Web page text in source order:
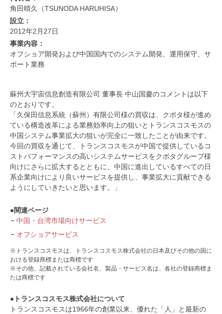
角田晴久（TSUNODA HARUHISA）
設立：
2012年2月27日
事業内容：
オフショア開発および中国国内でのシステム開発、運用保守、サ
ポート業務
蘇州大宇宙信息創造有限公司 董事長 中山国慶のコメントは以下
のとおりです。
「久保田信息系統（蘇州）有限公司様の買収は、クボタ様が進め
ている構造改革による業務効率向上の狙いとトランスコスモスの
中国システム事業拡大の狙いが完全に一致したことが由来です。
今回の買収を通じて、トランスコスモスが中国で提供しているコ
ストパフォーマンスの高いシステムサービスをクボタグループ様
向けにさらに拡大するとともに、中国に進出しているすべての日
系企業向けにより良いサービスを提供し、事業拡大に貢献できる
ようにしていきたいと思います。」
●関連ページ
中国・台湾市場向けサービス
オフショアサービス
※トランスコスモスは、トランスコスモス株式会社の日本及びその他の国に
おける登録商標または商標です
※その他、記載されている会社名、製品・サービス名は、各社の登録商標ま
たは商標です
●トランスコスモス株式会社について
トランスコスモスは1966年の創業以来、優れた「人」と最新の